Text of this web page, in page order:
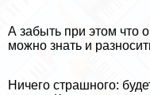
А забыть при этом что
можно знать и
Ничего страшного: